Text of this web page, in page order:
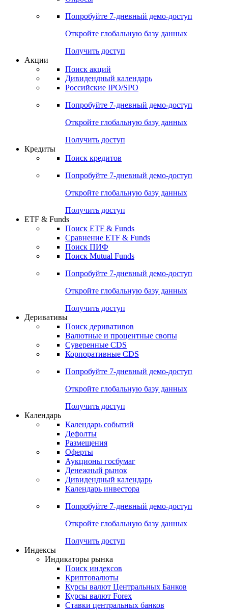
Попробуйте 7-дневный демо-доступ
Откройте глобальную базу данных
Получить доступ
Акции
Поиск акций
Дивидендный календарь
Российские IPO/SPO
Попробуйте 7-дневный демо-доступ
Откройте глобальную базу данных
Получить доступ
Кредиты
Поиск кредитов
Попробуйте 7-дневный демо-доступ
Откройте глобальную базу данных
Получить доступ
ETF & Funds
Поиск ETF & Funds
Сравнение ETF & Funds
Поиск ПИФ
Поиск Mutual Funds
Попробуйте 7-дневный демо-доступ
Откройте глобальную базу данных
Получить доступ
Деривативы
Поиск деривативов
Валютные и процентные свопы
Суверенные CDS
Корпоративные CDS
Попробуйте 7-дневный демо-доступ
Откройте глобальную базу данных
Получить доступ
Календарь
Календарь событий
Дефолты
Размещения
Оферты
Аукционы госбумаг
Денежный рынок
Дивидендный календарь
Календарь инвестора
Попробуйте 7-дневный демо-доступ
Откройте глобальную базу данных
Получить доступ
Индексы
Индикаторы рынка
Поиск индексов
Криптовалюты
Курсы валют Центральных Банков
Курсы валют Forex
Ставки центральных банков